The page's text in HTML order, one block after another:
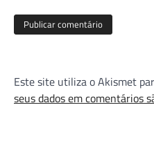
Este site utiliza o Akismet
seus dados em comentários